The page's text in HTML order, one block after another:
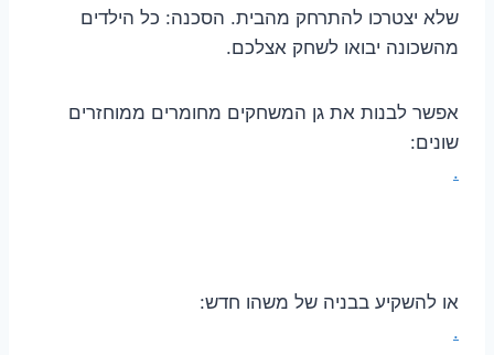
שלא יצטרכו להתרחק מהבית. הסכנה: כל הילדים
מהשכונה יבואו לשחק אצלכם.
אפשר לבנות את גן המשחקים מחומרים ממוחזרים
שונים:
.
או להשקיע בבניה של משהו חדש:
.